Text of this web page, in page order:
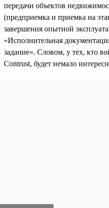
передачи объектов
(предприемка и приемка на
завершения опытной
«Исполнительная
задание». Словом, у тех, кто
Contrust, будет немало